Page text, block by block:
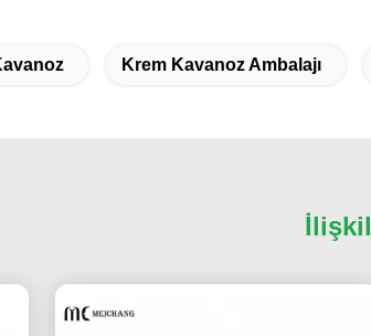
Krem Kavanoz Ambalajı